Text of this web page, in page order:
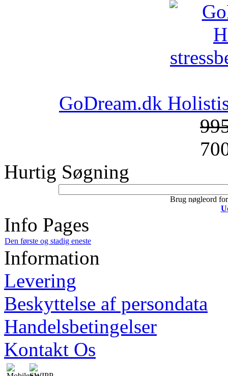
GoDream.dk
Hurtig Søgning
Brug nøgleord
Info Pages
Den første og stadig eneste
Information
Levering
Beskyttelse af persondata
Handelsbetingelser
Kontakt Os